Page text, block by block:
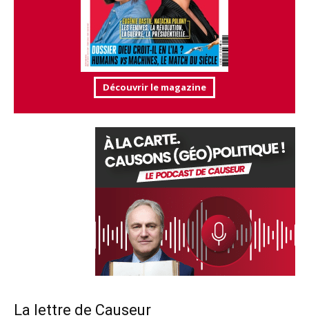
Découvrir le magazine
La lettre de Causeur